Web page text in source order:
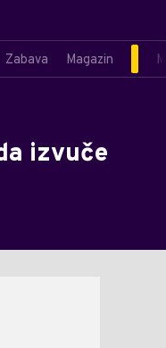
Zabava Magazin
izvuče